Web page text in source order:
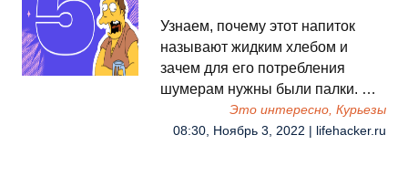
Узнаем, почему этот напиток
называют жидким хлебом и
зачем для его потребления
шумерам нужны были палки. …
Это интересно, Курьезы
08:30, Ноябрь 3, 2022 | lifehacker.ru